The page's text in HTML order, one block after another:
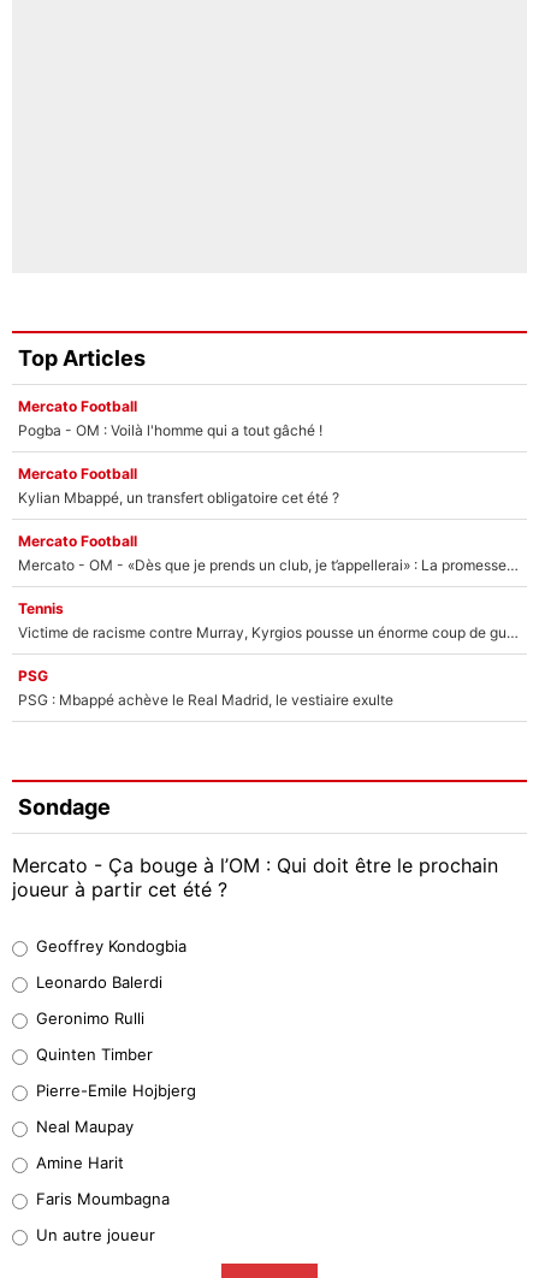
Top Articles
Mercato Football
Pogba - OM : Voilà l'homme qui a tout gâché !
Mercato Football
Kylian Mbappé, un transfert obligatoire cet été ?
Mercato Football
Mercato - OM - «Dès que je prends un club, je t’appellerai» : La promesse de Marcelino au moment de claquer la porte
Tennis
Victime de racisme contre Murray, Kyrgios pousse un énorme coup de gueule !
PSG
PSG : Mbappé achève le Real Madrid, le vestiaire exulte
Sondage
Mercato - Ça bouge à l’OM : Qui doit être le prochain
joueur à partir cet été ?
38%
32%
4%
1%
9%
Geoffrey Kondogbia
Leonardo Balerdi
Geronimo Rulli
Quinten Timber
Pierre-Emile Hojbjerg
Neal Maupay
Amine Harit
Faris Moumbagna
Un autre joueur